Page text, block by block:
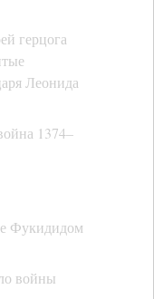
герцога
Леонида
1374–
Фукидидом
войны